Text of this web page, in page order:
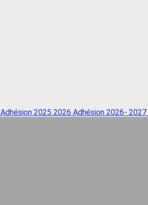
Adhésion 2025 2026 Adhésion 2026- 2027